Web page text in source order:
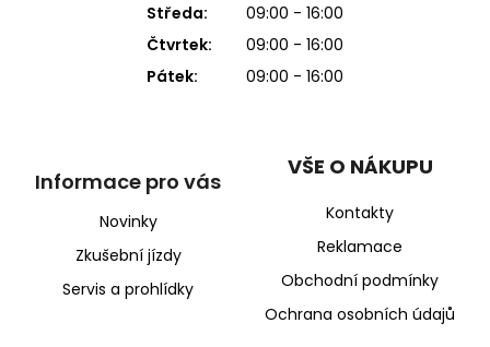
Středa:
09:00 - 16:00
Čtvrtek:
09:00 - 16:00
Pátek:
09:00 - 16:00
Informace pro vás
Novinky
Zkušební jízdy
Servis a prohlídky
VŠE O NÁKUPU
Kontakty
Reklamace
Obchodní podmínky
Ochrana osobních údajů